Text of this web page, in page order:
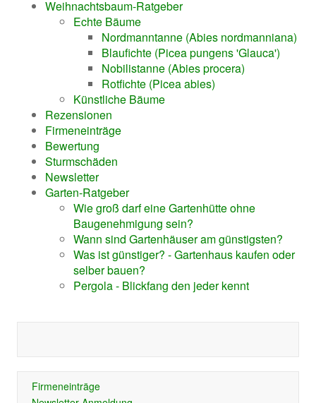
Weihnachtsbaum-Ratgeber
Echte Bäume
Nordmanntanne (Abies nordmanniana)
Blaufichte (Picea pungens 'Glauca')
Nobilistanne (Abies procera)
Rotfichte (Picea abies)
Künstliche Bäume
Rezensionen
Firmeneinträge
Bewertung
Sturmschäden
Newsletter
Garten-Ratgeber
Wie groß darf eine Gartenhütte ohne
Baugenehmigung sein?
Wann sind Gartenhäuser am günstigsten?
Was ist günstiger? - Gartenhaus kaufen oder
selber bauen?
Pergola - Blickfang den jeder kennt
Firmeneinträge